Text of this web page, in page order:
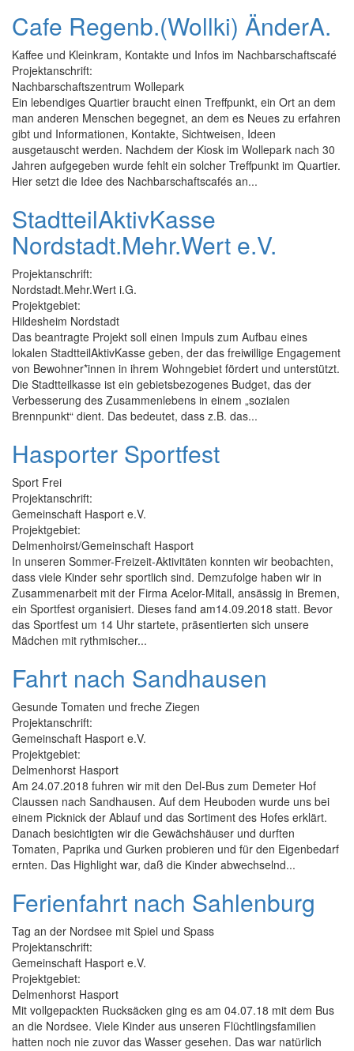
Cafe Regenb.(Wollki) ÄnderA.
Kaffee und Kleinkram, Kontakte und Infos im Nachbarschaftscafé
Projektanschrift:
Nachbarschaftszentrum Wollepark
Ein lebendiges Quartier braucht einen Treffpunkt, ein Ort an dem
man anderen Menschen begegnet, an dem es Neues zu erfahren
gibt und Informationen, Kontakte, Sichtweisen, Ideen
ausgetauscht werden. Nachdem der Kiosk im Wollepark nach 30
Jahren aufgegeben wurde fehlt ein solcher Treffpunkt im Quartier.
Hier setzt die Idee des Nachbarschaftscafés an...
StadtteilAktivKasse
Nordstadt.Mehr.Wert e.V.
Projektanschrift:
Nordstadt.Mehr.Wert i.G.
Projektgebiet:
Hildesheim Nordstadt
Das beantragte Projekt soll einen Impuls zum Aufbau eines
lokalen StadtteilAktivKasse geben, der das freiwillige Engagement
von Bewohner*innen in ihrem Wohngebiet fördert und unterstützt.
Die Stadtteilkasse ist ein gebietsbezogenes Budget, das der
Verbesserung des Zusammenlebens in einem „sozialen
Brennpunkt“ dient. Das bedeutet, dass z.B. das...
Hasporter Sportfest
Sport Frei
Projektanschrift:
Gemeinschaft Hasport e.V.
Projektgebiet:
Delmenhoirst/Gemeinschaft Hasport
In unseren Sommer-Freizeit-Aktivitäten konnten wir beobachten,
dass viele Kinder sehr sportlich sind. Demzufolge haben wir in
Zusammenarbeit mit der Firma Acelor-Mitall, ansässig in Bremen,
ein Sportfest organisiert. Dieses fand am14.09.2018 statt. Bevor
das Sportfest um 14 Uhr startete, präsentierten sich unsere
Mädchen mit rythmischer...
Fahrt nach Sandhausen
Gesunde Tomaten und freche Ziegen
Projektanschrift:
Gemeinschaft Hasport e.V.
Projektgebiet:
Delmenhorst Hasport
Am 24.07.2018 fuhren wir mit den Del-Bus zum Demeter Hof
Claussen nach Sandhausen. Auf dem Heuboden wurde uns bei
einem Picknick der Ablauf und das Sortiment des Hofes erklärt.
Danach besichtigten wir die Gewächshäuser und durften
Tomaten, Paprika und Gurken probieren und für den Eigenbedarf
ernten. Das Highlight war, daß die Kinder abwechselnd...
Ferienfahrt nach Sahlenburg
Tag an der Nordsee mit Spiel und Spass
Projektanschrift:
Gemeinschaft Hasport e.V.
Projektgebiet:
Delmenhorst Hasport
Mit vollgepackten Rucksäcken ging es am 04.07.18 mit dem Bus
an die Nordsee. Viele Kinder aus unseren Flüchtlingsfamilien
hatten noch nie zuvor das Wasser gesehen. Das war natürlich